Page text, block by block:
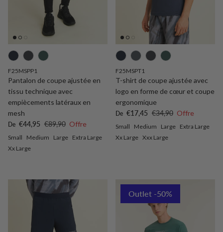
F25MSPP1
Pantalon de coupe ajustée en
tissu technique avec
empiècements latéraux en
mesh
Prix soldé
De €44,95 Prix habituel
€89,90 Offre
Small Medium Large Extra Large
Xx Large
F25MSPT1
T-shirt de coupe ajustée avec
logo en forme de cœur et coupe
ergonomique
Prix soldé
De €17,45 Prix habituel
€34,90 Offre
Small Medium Large Extra Large
Xx Large Xxx Large
Outlet -50%